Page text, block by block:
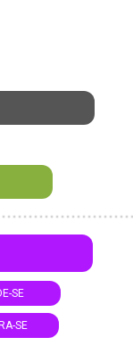
SE
SE